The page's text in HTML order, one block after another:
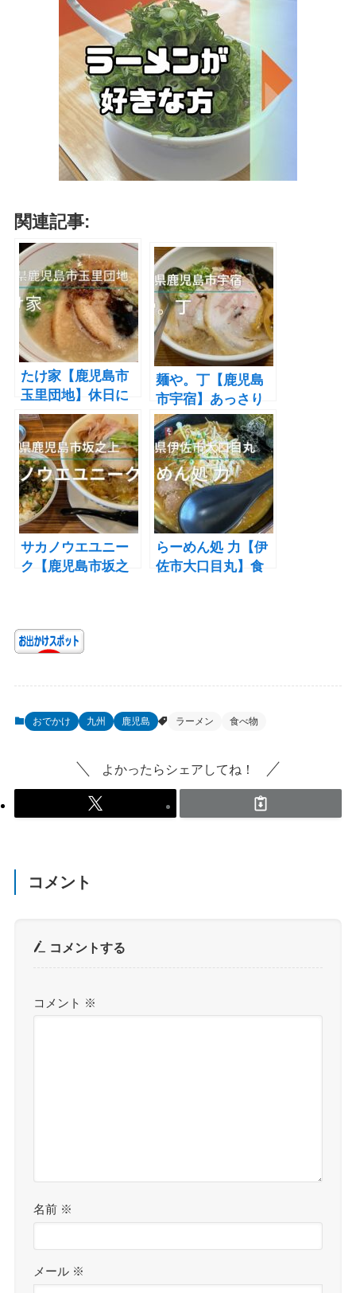
関連記事:
たけ家【鹿児島市
玉里団地】休日に
は行列が絶えない
お店のラーメンが
食べたい！
麺や。丁【鹿児島
市宇宿】あっさり
めの豚骨スープを
楽しめるラーメン
屋
サカノウエユニー
ク【鹿児島市坂之
らーめん処 力【伊
佐市大口目丸】食
おでかけ 九州 鹿児島 ラーメン 食べ物
よかったらシェアしてね！
コメント
コメントする
コメント ※
名前 ※
メール ※